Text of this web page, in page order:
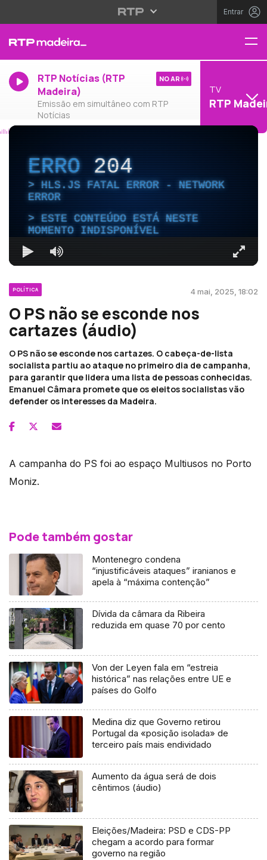
Entrar
RTP Notícias (RTP
Madeira)
Emissão em simultâneo com RTP
Notícias
NO AR
TV
RTP
ERRO204
HLS.JS FATAL ERROR - NETWORK
ERROR
ESTE CONTEÚDO ESTÁ NESTE
MOMENTO INDISPONÍVEL
POLÍTICA 4 mai, 2025, 18:02
O PS não se esconde nos
cartazes (áudio)
O PS não se esconde nos cartazes. O cabeça-de-lista
socialista partiu ao ataque no primeiro dia de campanha,
para garantir que lidera uma lista de pessoas conhecidas.
Emanuel Câmara promete que os eleitos socialistas vão
defender os interesses da Madeira.
A campanha do PS foi ao espaço Multiusos no Porto
Moniz.
Pode também gostar
Montenegro condena
“injustificáveis ataques” iranianos e
apela à “máxima contenção”
Dívida da câmara da Ribeira
reduzida em quase 70 por cento
Von der Leyen fala em “estreia
histórica” nas relações entre UE e
países do Golfo
Medina diz que Governo retirou
Portugal da «posição isolada» de
terceiro país mais endividado
Aumento da água será de dois
cêntimos (áudio)
Eleições/Madeira: PSD e CDS-PP
chegam a acordo para formar
governo na região